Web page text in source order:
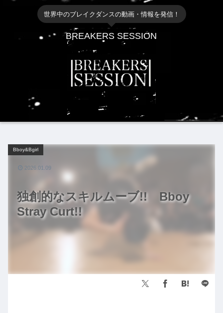
世界中のブレイクダンスの動画・情報を発信！
BREAKERS SESSION
独創的なスキルムーブ!! Bboy
Stray Curt!!
Bboy&Bgirl
2026.01.09